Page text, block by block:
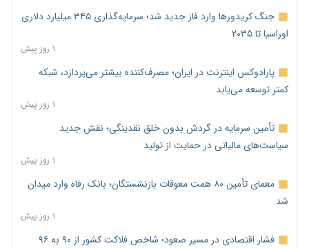
جنگ کریدورها وارد فاز جدید شد؛ سرمایه‌گذاری ۳۴۵ میلیارد دلاری
اوراسیا تا ۲۰۳۵
۱ روز پیش
پارادوکس اینترنت در ایران؛ مصرف‌کننده بیشتر می‌پردازد، شبکه
کمتر توسعه می‌یابد
۱ روز پیش
تأمین سرمایه در گردش بدون خلق نقدینگی؛ نقش جدید
سیاست‌های مالیاتی در حمایت از تولید
۱ روز پیش
معمای تأمین ۸۰ همت معوقات بازنشستگان؛ بانک رفاه وارد میدان
شد
۱ روز پیش
فشار اقتصادی در مسیر صعود؛ شاخص فلاکت کشور از ۹۰ به ۹۶